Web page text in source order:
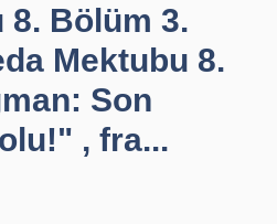
8. Bölüm 3.
Mektubu 8.
Son
, fra...